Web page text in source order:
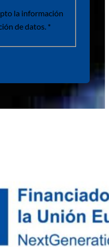
la información
de datos. *